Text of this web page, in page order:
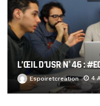
L’ŒIL D’USR N°46 :
Espoiretcreation 4